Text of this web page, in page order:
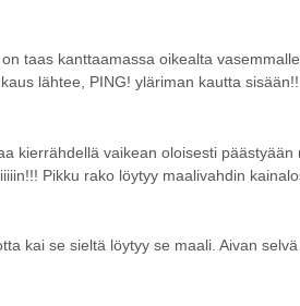
taas kanttaamassa oikealta
lähtee, PING! yläriman kautta sisään!!
kierrähdellä vaikean oloisesti päästyään
Pikku rako löytyy maalivahdin
kai se sieltä löytyy se maali. Aivan selvä